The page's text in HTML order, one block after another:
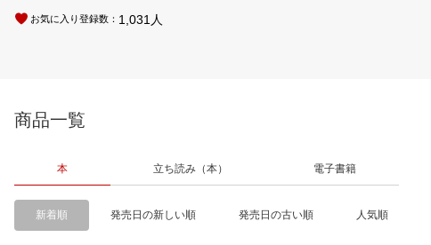
お気に入り登録数： 1,031 人
商品一覧
本 立ち読み（本） 電子書籍
新着順 発売日の新しい順 発売日の古い順 人気順